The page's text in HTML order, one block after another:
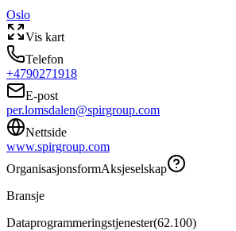
Oslo
Vis kart
Telefon
+4790271918
E-post
per.lomsdalen@spirgroup.com
Nettside
www.spirgroup.com
OrganisasjonsformAksjeselskap
Bransje
Dataprogrammeringstjenester(62.100)